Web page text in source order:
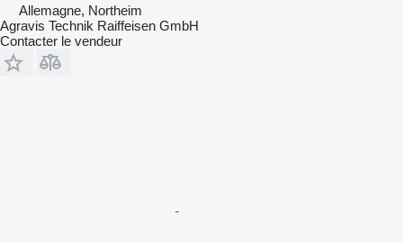
Allemagne, Northeim
Agravis Technik Raiffeisen GmbH
Contacter le vendeur